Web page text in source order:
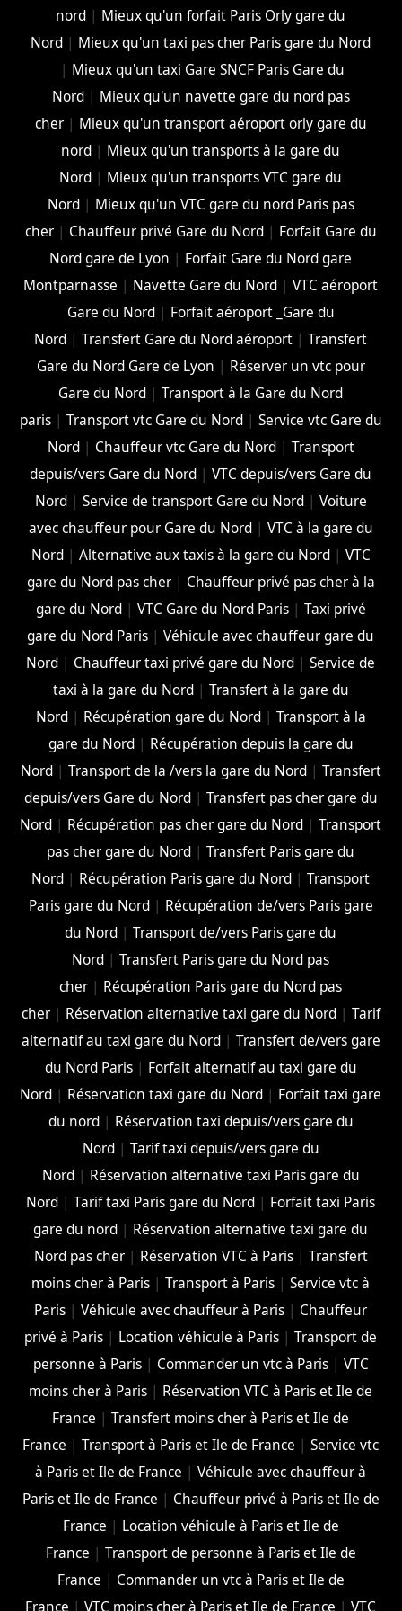
nord | Mieux qu'un forfait Paris Orly gare du
Nord | Mieux qu'un taxi pas cher Paris gare du Nord
| Mieux qu'un taxi Gare SNCF Paris Gare du
Nord| Mieux qu'un navette gare du nord pas
cher| Mieux qu'un transport aéroport orly gare du
nord | Mieux qu'un transports à la gare du
Nord | Mieux qu'un transports VTC gare du
Nord| Mieux qu'un VTC gare du nord Paris pas
cher| Chauffeur privé Gare du Nord| Forfait Gare du
Nord gare de Lyon | Forfait Gare du Nord gare
Montparnasse | Navette Gare du Nord |VTC aéroport
Gare du Nord| Forfait aéroport _Gare du
Nord |Transfert Gare du Nord aéroport |Transfert
Gare du Nord Gare de Lyon | Réserver un vtc pour
Gare du Nord |Transport à la Gare du Nord
paris| Transport vtc Gare du Nord| Service vtc Gare du
Nord| Chauffeur vtc Gare du Nord| Transport
depuis/vers Gare du Nord |VTC depuis/vers Gare du
Nord| Service de transport Gare du Nord| Voiture
avec chauffeur pour Gare du Nord| VTC à la gare du
Nord| Alternative aux taxis à la gare du Nord| VTC
gare du Nord pas cher| Chauffeur privé pas cher à la
gare du Nord| VTC Gare du Nord Paris| Taxi privé
gare du Nord Paris |Véhicule avec chauffeur gare du
Nord | Chauffeur taxi privé gare du Nord |Service de
taxi à la gare du Nord| Transfert à la gare du
Nord| Récupération gare du Nord| Transport à la
gare du Nord| Récupération depuis la gare du
Nord| Transport de la /vers la gare du Nord| Transfert
depuis/vers Gare du Nord| Transfert pas cher gare du
Nord | Récupération pas cher gare du Nord |Transport
pas cher gare du Nord |Transfert Paris gare du
Nord | Récupération Paris gare du Nord |Transport
Paris gare du Nord| Récupération de/vers Paris gare
du Nord |Transport de/vers Paris gare du
Nord |Transfert Paris gare du Nord pas
cher | Récupération Paris gare du Nord pas
cher| Réservation alternative taxi gare du Nord| Tarif
alternatif au taxi gare du Nord| Transfert de/vers gare
du Nord Paris| Forfait alternatif au taxi gare du
Nord | Réservation taxi gare du Nord | Forfait taxi gare
du nord| Réservation taxi depuis/vers gare du
Nord| Tarif taxi depuis/vers gare du
Nord| Réservation alternative taxi Paris gare du
Nord |Tarif taxi Paris gare du Nord | Forfait taxi Paris
gare du nord | Réservation alternative taxi gare du
Nord pas cher| Réservation VTC à Paris| Transfert
moins cher à Paris |Transport à Paris |Service vtc à
Paris |Véhicule avec chauffeur à Paris | Chauffeur
privé à Paris | Location véhicule à Paris |Transport de
personne à Paris| Commander un vtc à Paris| VTC
moins cher à Paris | Réservation VTC à Paris et Ile de
France |Transfert moins cher à Paris et Ile de
France |Transport à Paris et Ile de France |Service vtc
à Paris et Ile de France |Véhicule avec chauffeur à
Paris et Ile de France | Chauffeur privé à Paris et Ile de
France | Location véhicule à Paris et Ile de
France | Transport de personne à Paris et Ile de
France | Commander un vtc à Paris et Ile de
France |VTC moins cher à Paris et Ile de France |VTC